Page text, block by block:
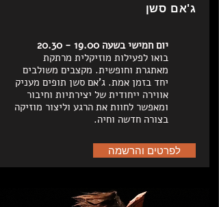
ג'אם סשן
יום חמישי בשעה 19.00 - 20.30
בואו לפעילות מוזיקלית מרתקת
מאתגרת וחופשית. מקצבים משולבים
יחד בזמן אמת. ג'אם סשן תופים מעניק
אווירה ייחודית של יצירתיות וחיבור
ומאפשר לחוות את הרגע וליצור מוזיקה
בצורה חדשה וחיה.
לפרטים והרשמה